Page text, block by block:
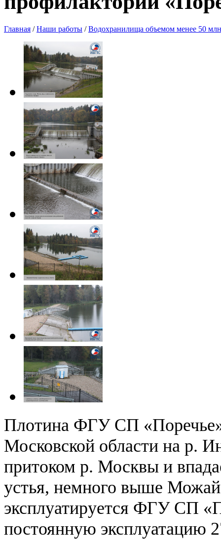
Главная / Наши работы / Водохранилища объемом менее 50
Плотина ФГУ СП
Московской области на р.
притоком р. Москвы и
устья, немного выше
эксплуатируется ФГУ СП
постоянную эксплуатацию